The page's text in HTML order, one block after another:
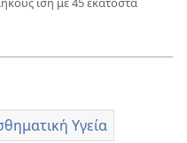
Υγεία